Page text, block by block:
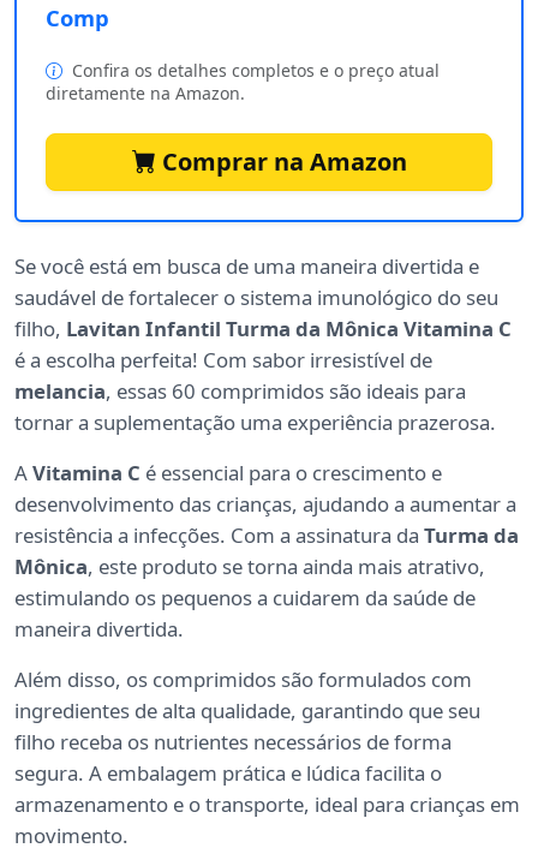
Comp
Confira os detalhes completos e o preço atual
diretamente na Amazon.
Comprar na Amazon
Se você está em busca de uma maneira divertida e
saudável de fortalecer o sistema imunológico do seu
filho, Lavitan Infantil Turma da Mônica Vitamina C
é a escolha perfeita! Com sabor irresistível de
melancia, essas 60 comprimidos são ideais para
tornar a suplementação uma experiência prazerosa.
AVitamina C é essencial para o crescimento e
desenvolvimento das crianças, ajudando a aumentar a
resistência a infecções. Com a assinatura da Turma da
Mônica, este produto se torna ainda mais atrativo,
estimulando os pequenos a cuidarem da saúde de
maneira divertida.
Além disso, os comprimidos são formulados com
ingredientes de alta qualidade, garantindo que seu
filho receba os nutrientes necessários de forma
segura. A embalagem prática e lúdica facilita o
armazenamento e o transporte, ideal para crianças em
movimento.